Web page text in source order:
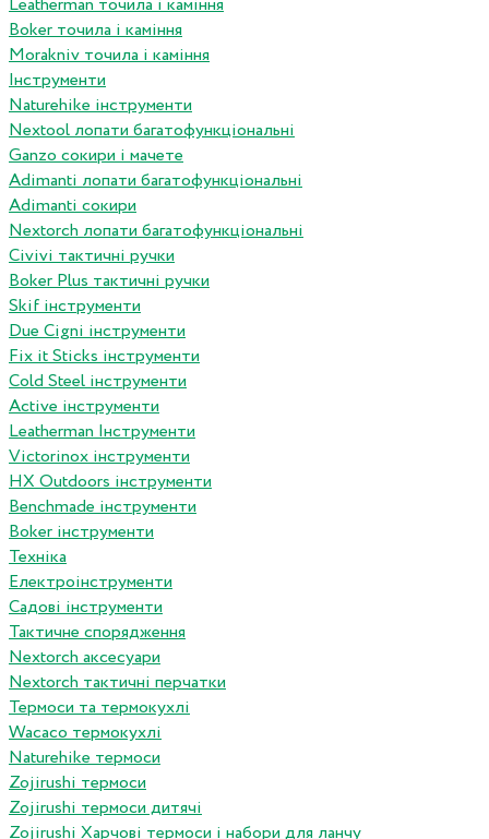
Leatherman точила і каміння
Boker точила і каміння
Morakniv точила і каміння
Інструменти
Naturehike інструменти
Nextool лопати багатофункціональні
Ganzo сокири і мачете
Adimanti лопати багатофункціональні
Adimanti сокири
Nextorch лопати багатофункціональні
Сivivi тактичні ручки
Boker Plus тактичні ручки
Skif інструменти
Due Cigni інструменти
Fix it Sticks інструменти
Сold Steel інструменти
Active інструменти
Leatherman Інструменти
Victorinox інструменти
HX Outdoors інструменти
Benchmade інструменти
Boker інструменти
Техніка
Електроінструменти
Садові інструменти
Тактичне спорядження
Nextorch аксесуари
Nextorch тактичні перчатки
Термоси та термокухлі
Wacaco термокухлі
Naturehike термоси
Zojirushi термоси
Zojirushi термоси дитячі
Zojirushi Харчові термоси і набори для ланчу